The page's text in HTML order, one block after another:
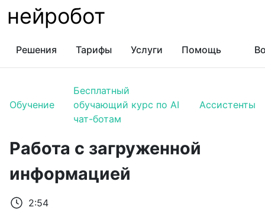
нейробот
Решения Тарифы Услуги Помощь
Обучение
Бесплатный
обучающий курс по AI
чат-ботам
Ассистенты
Работа с загруженной
информацией
2:54